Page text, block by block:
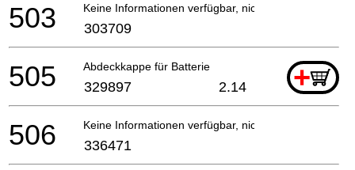
Keine Informationen verfügbar, nicht bestellbar
503 303709
Abdeckkappe für Batterie +
505 329897 2.14
Keine Informationen verfügbar, nicht bestellbar
506 336471